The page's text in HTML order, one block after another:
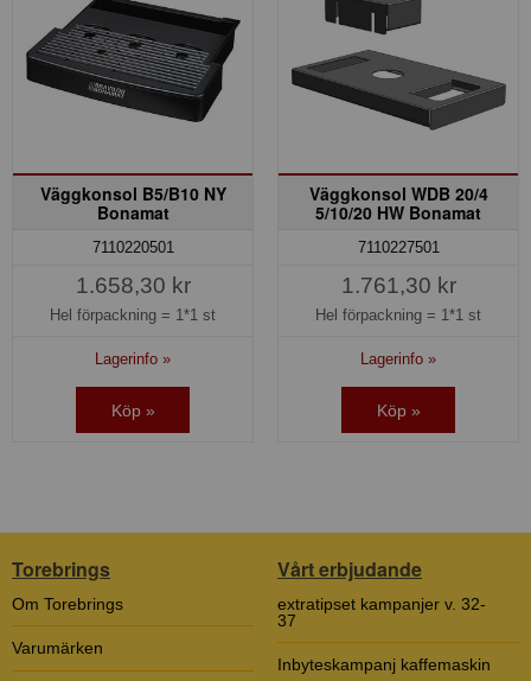
Väggkonsol B5/B10 NY
Bonamat
7110220501
1.658,30 kr
Hel förpackning = 1*1 st
Lagerinfo »
Köp »
Väggkonsol WDB 20/4
5/10/20 HW Bonamat
7110227501
1.761,30 kr
Hel förpackning = 1*1 st
Lagerinfo »
Köp »
Torebrings
Om Torebrings
Varumärken
Vårt erbjudande
extratipset kampanjer v. 32-
37
Inbyteskampanj kaffemaskin